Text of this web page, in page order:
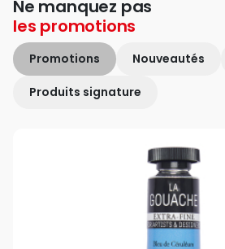
Ne manquez pas
les promotions
Promotions Nouveautés
Produits signature